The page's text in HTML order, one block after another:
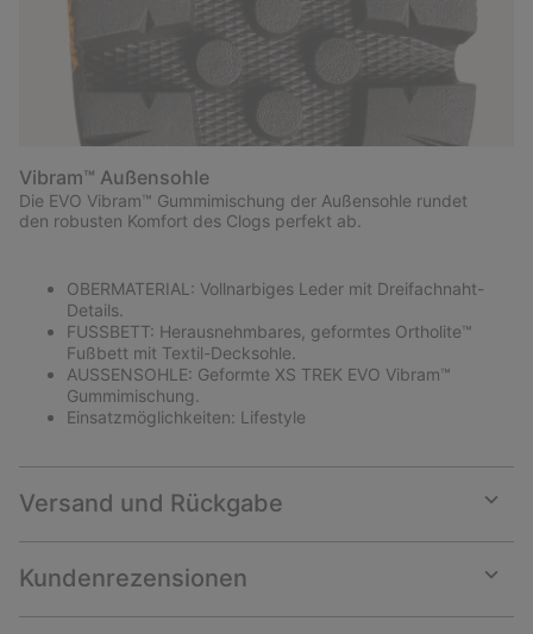
Vibram™ Außensohle
Die EVO Vibram™ Gummimischung der Außensohle rundet
den robusten Komfort des Clogs perfekt ab.
OBERMATERIAL: Vollnarbiges Leder mit Dreifachnaht-
Details.
FUSSBETT: Herausnehmbares, geformtes Ortholite™
Fußbett mit Textil-Decksohle.
AUSSENSOHLE: Geformte XS TREK EVO Vibram™
Gummimischung.
Einsatzmöglichkeiten: Lifestyle
Versand und Rückgabe
or
Kundenrezensionen
or